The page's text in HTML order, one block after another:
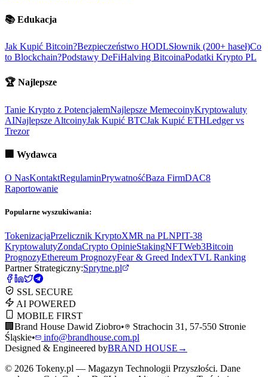
📚 Edukacja
Jak Kupić Bitcoin?Bezpieczeństwo HODLSłownik (200+ haseł)Co
to Blockchain?Podstawy DeFiHalving BitcoinaPodatki Krypto PL
🏆 Najlepsze
Tanie Krypto z PotencjałemNajlepsze MemecoinyKryptowaluty
AINajlepsze AltcoinyJak Kupić BTCJak Kupić ETHLedger vs
Trezor
🏢 Wydawca
O NasKontaktRegulaminPrywatnośćBaza FirmDAC8
Raportowanie
Popularne wyszukiwania:
TokenizacjaPrzelicznik KryptoXMR na PLNPIT-38
KryptowalutyZondaCrypto OpinieStakingNFTWeb3Bitcoin
PrognozyEthereum PrognozyFear & Greed IndexTVL Ranking
Partner Strategiczny:Sprytne.pl
SSL SECURE
AI POWERED
MOBILE FIRST
🏢 Brand House Dawid Ziobro•
Strachocin 31, 57-550 Stronie
Śląskie•
info@brandhouse.com.pl
Designed & Engineered byBRAND HOUSE →
© 2026 Tokeny.pl — Magazyn Technologii Przyszłości. Dane